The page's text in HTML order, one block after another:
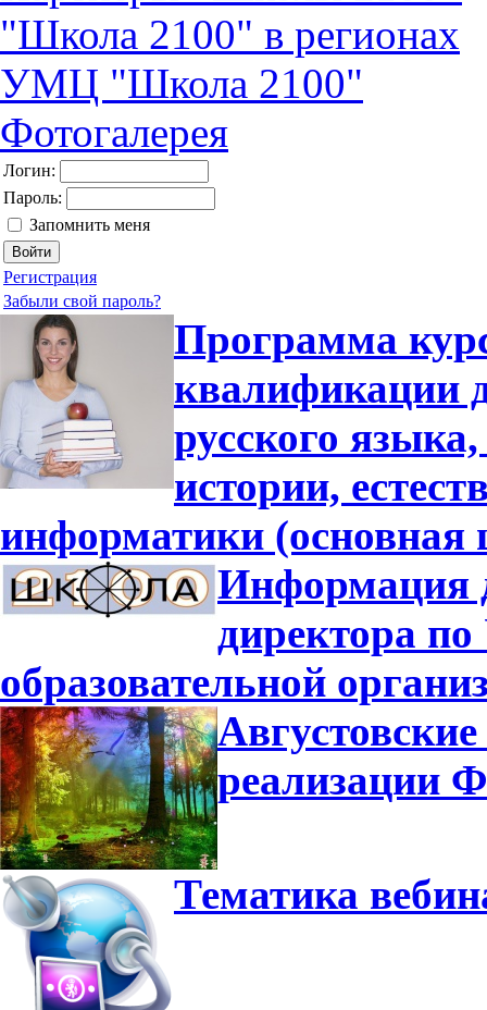
"Школа 2100" в регионах
УМЦ "Школа 2100"
Фотогалерея
Логин:
Пароль:
Запомнить меня
Регистрация
Забыли свой пароль?
Программа
квалификации
русского
истории,
информатики (основная
Информация
директора
образовательной
реализации
Тематика